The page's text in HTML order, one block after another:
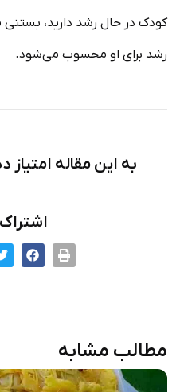
کودک در حال رشد دارید،
رشد برای او محسوب می‌شود.
به این مقاله امتیاز
مطالب مشابه